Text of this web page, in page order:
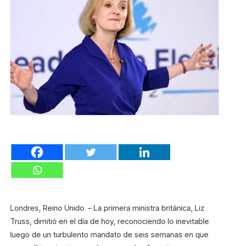
Londres, Reino Unido. – La primera ministra británica, Liz
Truss, dimitió en el día de hoy, reconociendo lo inevitable
luego de un turbulento mandato de seis semanas en que